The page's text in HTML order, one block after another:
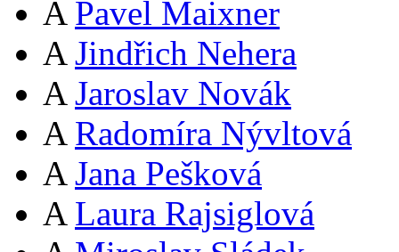
A Pavel Maixner
A Jindřich Nehera
A Jaroslav Novák
A Radomíra Nývltová
A Jana Pešková
A Laura Rajsiglová